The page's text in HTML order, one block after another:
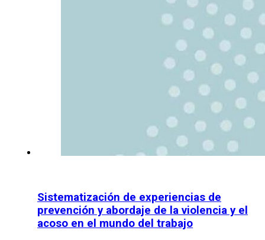
Sistematización de experiencias de
prevención y abordaje de la violencia y el
acoso en el mundo del trabajo